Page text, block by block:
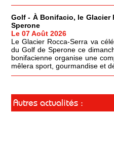
Golf - À Bonifacio, le Glacier
Sperone
Le 07 Août 2026
Le Glacier Rocca-Serra va
du Golf de Sperone ce
bonifacienne organise une
mêlera sport, gourmandise et
Autres actualités :